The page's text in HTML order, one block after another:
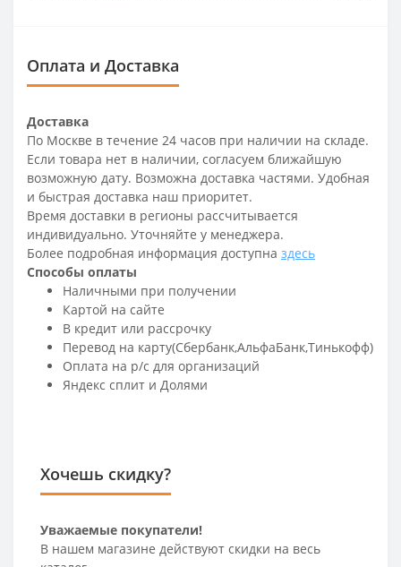
Оплата и Доставка
Доставка
По Москве в течение 24 часов при наличии на складе.
Если товара нет в наличии, согласуем ближайшую
возможную дату. Возможна доставка частями. Удобная
и быстрая доставка наш приоритет.
Время доставки в регионы рассчитывается
индивидуально. Уточняйте у менеджера.
Более подробная информация доступна здесь
Способы оплаты
Наличными при получении
Картой на сайте
В кредит или рассрочку
Перевод на карту(Сбербанк,АльфаБанк,Тинькофф)
Оплата на р/c для организаций
Яндекс сплит и Долями
Хочешь скидку?
Уважаемые покупатели!
В нашем магазине действуют скидки на весь